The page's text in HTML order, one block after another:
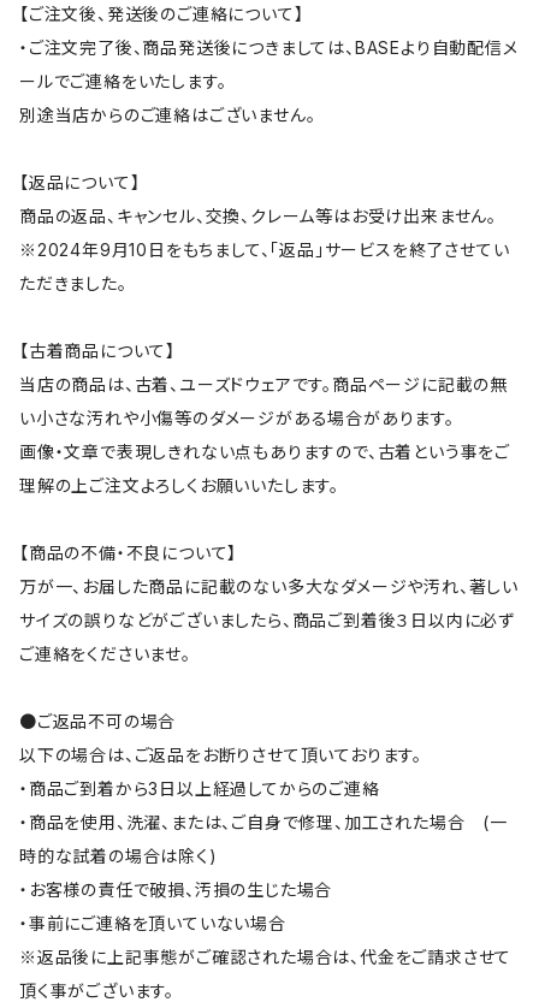
【ご注文後、発送後のご連絡について】
・ご注文完了後、商品発送後につきましては、BASEより自動配信メ
ールでご連絡をいたします。
別途当店からのご連絡はございません。
【返品について】
商品の返品、キャンセル、交換、クレーム等はお受け出来ません。
※2024年9月10日をもちまして、「返品」サービスを終了させてい
ただきました。
【古着商品について】
当店の商品は、古着、ユーズドウェアです。商品ページに記載の無
い小さな汚れや小傷等のダメージがある場合があります。
画像・文章で表現しきれない点もありますので、古着という事をご
理解の上ご注文よろしくお願いいたします。
【商品の不備・不良について】
万が一、お届した商品に記載のない多大なダメージや汚れ、著しい
サイズの誤りなどがございましたら、商品ご到着後３日以内に必ず
ご連絡をくださいませ。
●ご返品不可の場合
以下の場合は、ご返品をお断りさせて頂いております。
・商品ご到着から3日以上経過してからのご連絡
・商品を使用、洗濯、または、ご自身で修理、加工された場合 (一
時的な試着の場合は除く)
・お客様の責任で破損、汚損の生じた場合
・事前にご連絡を頂いていない場合
※返品後に上記事態がご確認された場合は、代金をご請求させて
頂く事がございます。